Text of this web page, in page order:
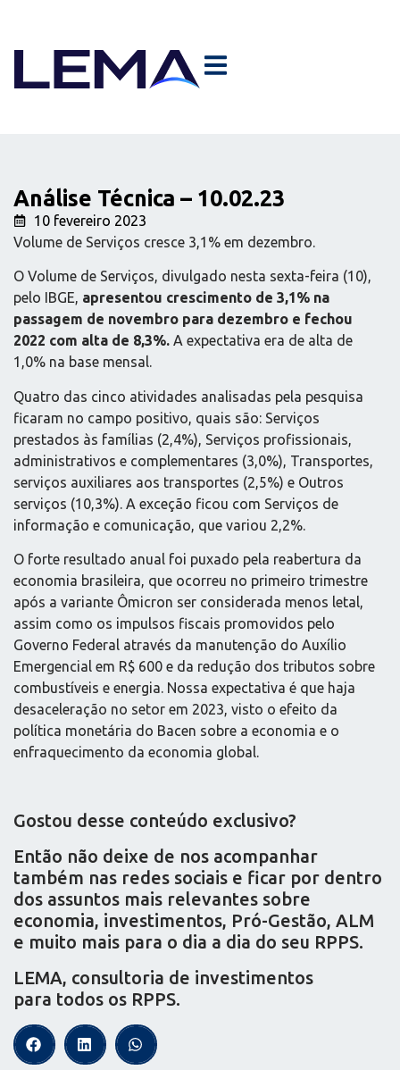
Análise Técnica – 10.02.23
10 fevereiro 2023
Volume de Serviços cresce 3,1% em dezembro.
O Volume de Serviços, divulgado nesta sexta-feira (10),
pelo IBGE, apresentou crescimento de 3,1% na
passagem de novembro para dezembro e fechou
2022 com alta de 8,3%. A expectativa era de alta de
1,0% na base mensal.
Quatro das cinco atividades analisadas pela pesquisa
ficaram no campo positivo, quais são: Serviços
prestados às famílias (2,4%), Serviços profissionais,
administrativos e complementares (3,0%), Transportes,
serviços auxiliares aos transportes (2,5%) e Outros
serviços (10,3%). A exceção ficou com Serviços de
informação e comunicação, que variou 2,2%.
O forte resultado anual foi puxado pela reabertura da
economia brasileira, que ocorreu no primeiro trimestre
após a variante Ômicron ser considerada menos letal,
assim como os impulsos fiscais promovidos pelo
Governo Federal através da manutenção do Auxílio
Emergencial em R$ 600 e da redução dos tributos sobre
combustíveis e energia. Nossa expectativa é que haja
desaceleração no setor em 2023, visto o efeito da
política monetária do Bacen sobre a economia e o
enfraquecimento da economia global.
Gostou desse conteúdo exclusivo?
Então não deixe de nos acompanhar
também nas redes sociais e ficar por dentro
dos assuntos mais relevantes sobre
economia, investimentos, Pró-Gestão, ALM
e muito mais para o dia a dia do seu RPPS.
LEMA, consultoria de investimentos
para todos os RPPS.